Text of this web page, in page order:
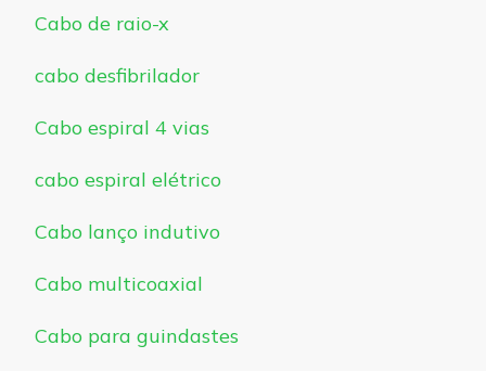
Cabo de raio-x
cabo desfibrilador
Cabo espiral 4 vias
cabo espiral elétrico
Cabo lanço indutivo
Cabo multicoaxial
Cabo para guindastes